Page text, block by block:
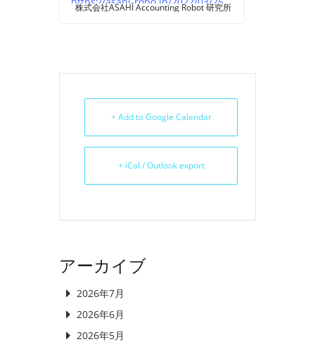
株式会社ASAHI Accounting Robot 研究所
+ Add to Google Calendar
+ iCal / Outlook export
アーカイブ
2026年7月
2026年6月
2026年5月